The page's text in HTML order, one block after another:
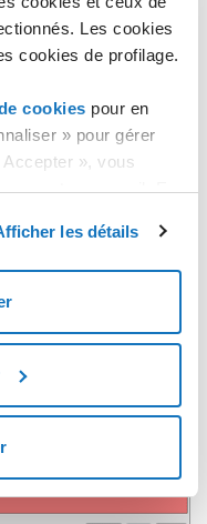
Les cookies
cookies de profilage.
cookies pour en
» pour gérer
», vous
sur votre appareil. En
les détails
"Failover" pour lancer la